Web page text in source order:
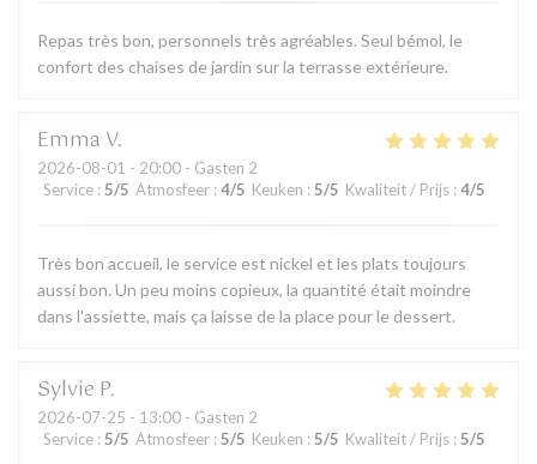
Repas très bon, personnels très agréables. Seul bémol, le
confort des chaises de jardin sur la terrasse extérieure.
Emma V
2026-08-01 - 20:00 - Gasten 2
Service : 5/5 Atmosfeer : 4/5 Keuken : 5/5 Kwaliteit / Prijs : 4/5
Très bon accueil, le service est nickel et les plats toujours
aussi bon. Un peu moins copieux, la quantité était moindre
dans l'assiette, mais ça laisse de la place pour le dessert.
Sylvie P
2026-07-25 - 13:00 - Gasten 2
Service : 5/5 Atmosfeer : 5/5 Keuken : 5/5 Kwaliteit / Prijs : 5/5